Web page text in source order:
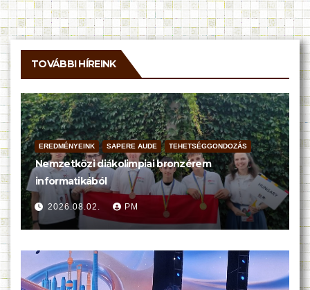
TOVÁBBI HÍREINK
EREDMÉNYEINK SAPERE AUDE TEHETSÉGGONDOZÁS
Nemzetközi diákolimpiai bronzérem
informatikából
2026.08.02. PM